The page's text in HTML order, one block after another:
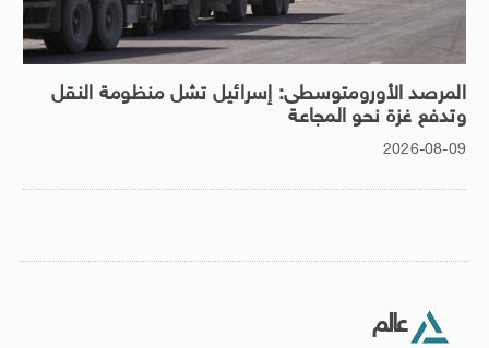
المرصد الأورومتوسطى: إسرائيل تشل منظومة النقل
وتدفع غزة نحو المجاعة
2026-08-09
عالم